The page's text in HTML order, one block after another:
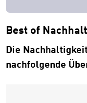
Best of
Die
nachfolgende